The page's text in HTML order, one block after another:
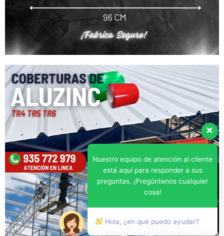
Nuestro equipo de atención al cliente
está aquí para responder a sus
preguntas. ¡Pregúntenos cualquier
cosa!
Hola, ¿en qué puedo ayudar?